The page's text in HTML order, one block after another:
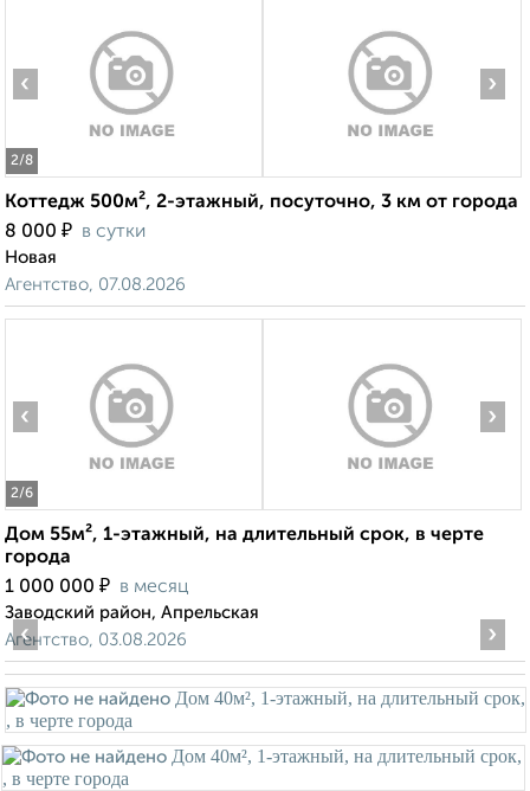
2/8
‹ ›
Коттедж 500м², 2-этажный, посуточно, 3 км от города
8 000 ₽ в сутки
Новая
Агентство, 07.08.2026
2/6
‹ ›
Дом 55м², 1-этажный, на длительный срок, в черте
города
1 000 000 ₽ в месяц
Заводский район, Апрельская
Агентство, 03.08.2026
‹ ›